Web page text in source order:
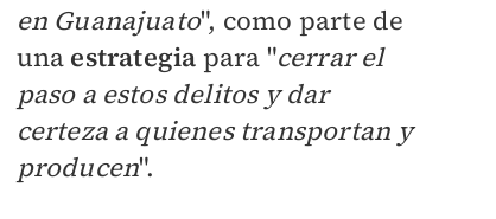
en Guanajuato", como parte de
una estrategia para "cerrar el
paso a estos delitos y dar
certeza a quienes transportan y
producen".